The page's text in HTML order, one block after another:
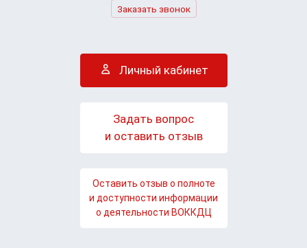
Заказать звонок
Личный кабинет
Задать вопрос
и оставить отзыв
Оставить отзыв о полноте
и доступности информации
о деятельности ВОККДЦ